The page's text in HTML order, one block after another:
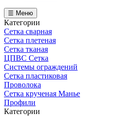
☰ Меню
Категории
Сетка сварная
Сетка плетеная
Сетка тканая
ЦПВС Сетка
Системы ограждений
Сетка пластиковая
Проволока
Сетка крученая Манье
Профили
Категории